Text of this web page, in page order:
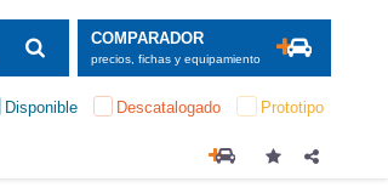
COMPARADOR
precios, fichas y equipamiento
Disponible Descatalogado Prototipo